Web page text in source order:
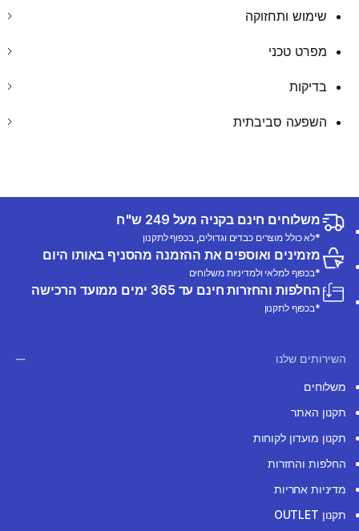
שימוש ותחזוקה
מפרט טכני
בדיקות
השפעה סביבתית
משלוחים חינם בקניה מעל 249 ש"ח
*לא כולל מוצרים כבדים וגדולים, בכפוף לתקנון
מזמינים ואוספים את ההזמנה מהסניף באותו היום
*בכפוף למלאי ולמדיניות משלוחים
החלפות והחזרות חינם עד 365 ימים ממועד הרכישה
*בכפוף לתקנון
השירותים שלנו
משלוחים
תקנון האתר
תקנון מועדון לקוחות
החלפות והחזרות
מדיניות אחריות
תקנון OUTLET